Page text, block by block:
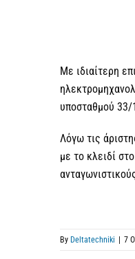
Με ιδιαίτερη
υποσταθμού 33/
Λόγω τις
με το κλειδί
By Deltatechniki | 7